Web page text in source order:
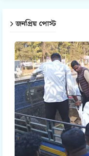
জনপ্রিয় পোস্ট